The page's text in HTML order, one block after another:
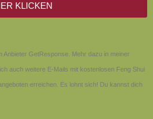
KLICKEN
Anbieter GetResponse. Mehr dazu in meiner
auch weitere E-Mails mit kostenlosen Feng Shui
erreichen. Es lohnt sich! Du kannst dich